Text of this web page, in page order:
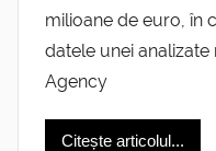
milioane de euro, în
datele unei
Agency
Citește articolul...